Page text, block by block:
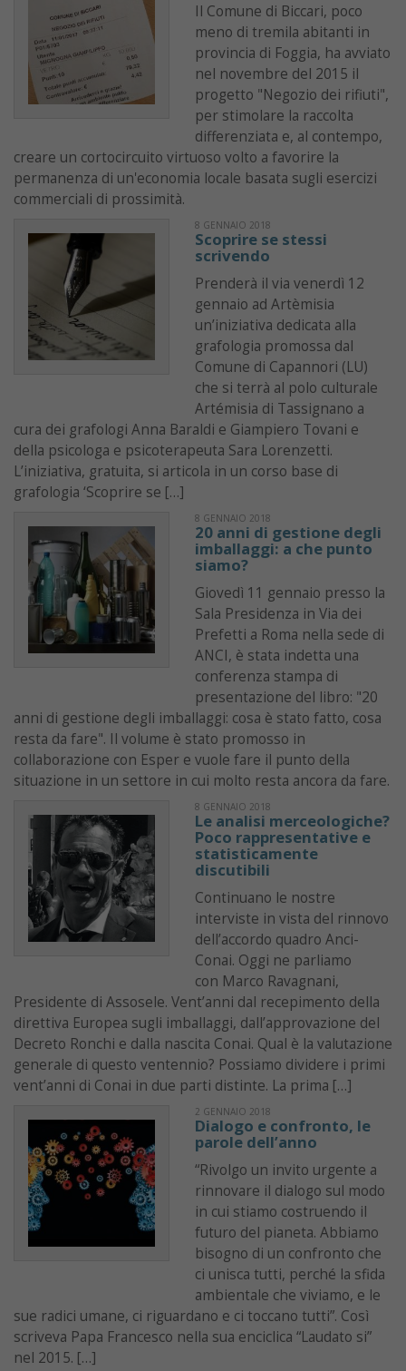
Il Comune di Biccari, poco
meno di tremila abitanti in
provincia di Foggia, ha avviato
nel novembre del 2015 il
progetto "Negozio dei rifiuti",
per stimolare la raccolta
differenziata e, al contempo,
creare un cortocircuito virtuoso volto a favorire la
permanenza di un'economia locale basata sugli esercizi
commerciali di prossimità.
8 GENNAIO 2018
Scoprire se stessi
scrivendo
Prenderà il via venerdì 12
gennaio ad Artèmisia
un’iniziativa dedicata alla
grafologia promossa dal
Comune di Capannori (LU)
che si terrà al polo culturale
Artémisia di Tassignano a
cura dei grafologi Anna Baraldi e Giampiero Tovani e
della psicologa e psicoterapeuta Sara Lorenzetti.
L’iniziativa, gratuita, si articola in un corso base di
grafologia ‘Scoprire se […]
8 GENNAIO 2018
20 anni di gestione degli
imballaggi: a che punto
siamo?
Giovedì 11 gennaio presso la
Sala Presidenza in Via dei
Prefetti a Roma nella sede di
ANCI, è stata indetta una
conferenza stampa di
presentazione del libro: "20
anni di gestione degli imballaggi: cosa è stato fatto, cosa
resta da fare". Il volume è stato promosso in
collaborazione con Esper e vuole fare il punto della
situazione in un settore in cui molto resta ancora da fare.
8 GENNAIO 2018
Le analisi merceologiche?
Poco rappresentative e
statisticamente
discutibili
Continuano le nostre
interviste in vista del rinnovo
dell’accordo quadro Anci-
Conai. Oggi ne parliamo
con Marco Ravagnani,
Presidente di Assosele. Vent’anni dal recepimento della
direttiva Europea sugli imballaggi, dall’approvazione del
Decreto Ronchi e dalla nascita Conai. Qual è la valutazione
generale di questo ventennio? Possiamo dividere i primi
vent’anni di Conai in due parti distinte. La prima […]
2 GENNAIO 2018
Dialogo e confronto, le
parole dell’anno
“Rivolgo un invito urgente a
rinnovare il dialogo sul modo
in cui stiamo costruendo il
futuro del pianeta. Abbiamo
bisogno di un confronto che
ci unisca tutti, perché la sfida
ambientale che viviamo, e le
sue radici umane, ci riguardano e ci toccano tutti”. Così
scriveva Papa Francesco nella sua enciclica “Laudato si”
nel 2015. […]